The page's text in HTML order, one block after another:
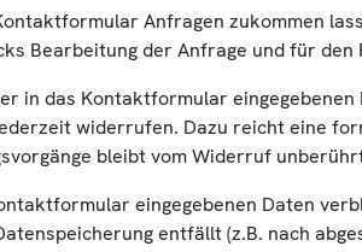
Anfragen zukommen
Bearbeitung der Anfrage und für
in das Kontaktformular
widerrufen. Dazu reicht eine
bleibt vom Widerruf
eingegebenen Daten
entfällt (z.B. nach